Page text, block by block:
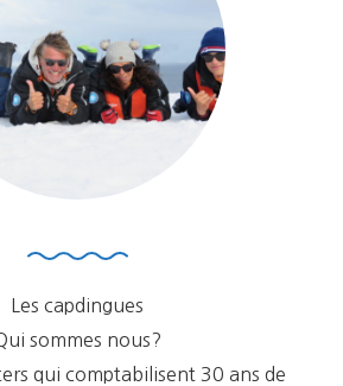
01/2020
Les capdingues
sommes nous?
qui comptabilisent 30 ans de